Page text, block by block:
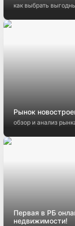
как выбрать
Рынок
обзор и анализ
Первая в РБ
недвижимости!